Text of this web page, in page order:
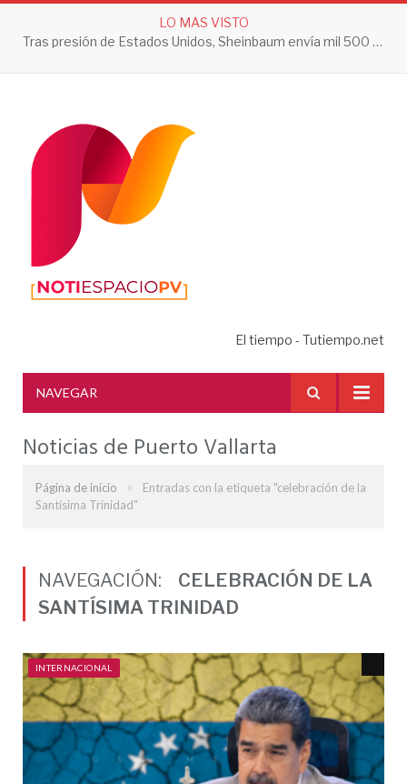
LO MAS VISTO
Tras presión de Estados Unidos, Sheinbaum envía mil 500 soldados a Michoacán
El tiempo - Tutiempo.net
NAVEGAR
Noticias de Puerto Vallarta
Página de inicio »
Entradas con la etiqueta "celebración de la
Santísima Trinidad"
NAVEGACIÓN:
CELEBRACIÓN DE LA
SANTÍSIMA TRINIDAD
INTERNACIONAL